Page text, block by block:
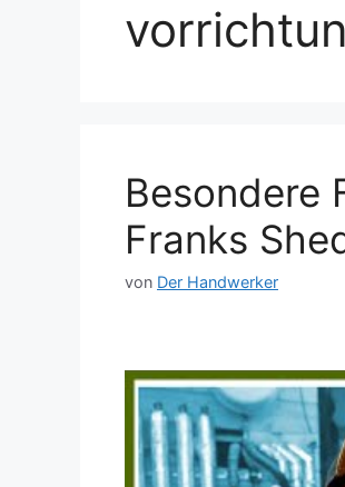
Besondere
Franks
von Der Handwerker
Dieses Video auf